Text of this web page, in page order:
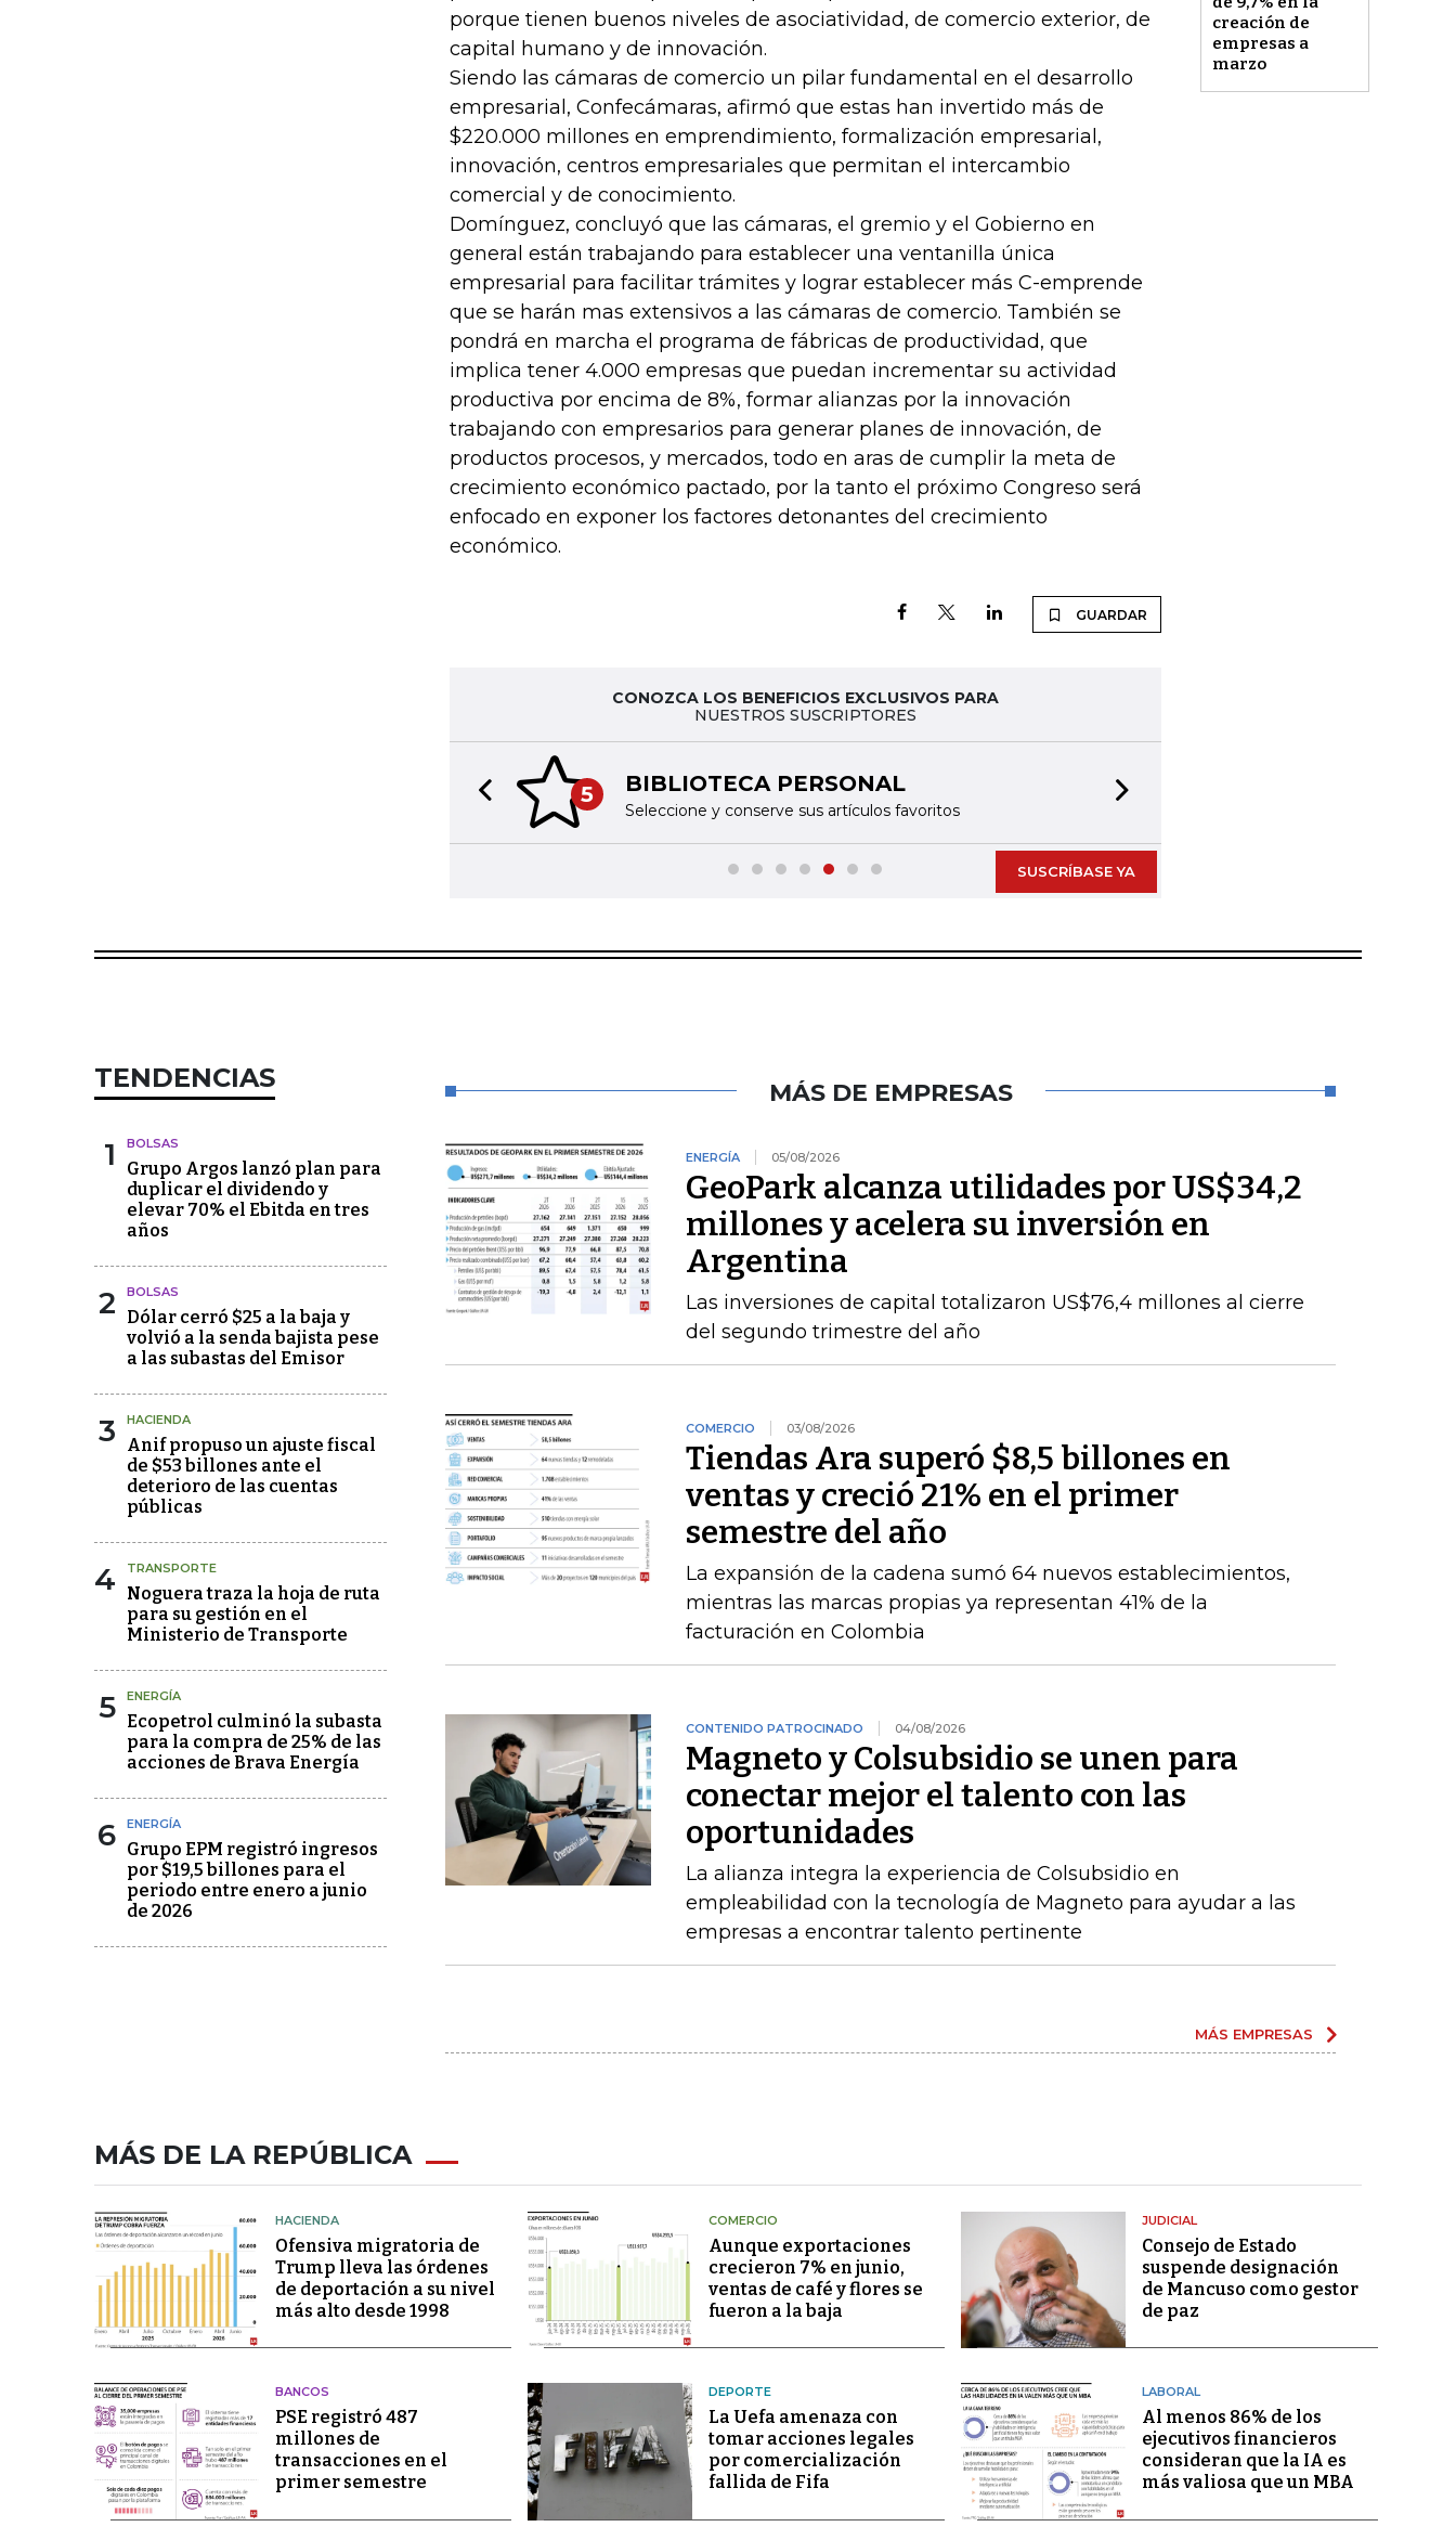
creación de
empresas a
marzo
porque tienen buenos niveles de asociatividad, de comercio exterior, de
capital humano y de innovación.
Siendo las cámaras de comercio un pilar fundamental en el desarrollo
empresarial, Confecámaras, afirmó que estas han invertido más de
$220.000 millones en emprendimiento, formalización empresarial,
innovación, centros empresariales que permitan el intercambio
comercial y de conocimiento.
Domínguez, concluyó que las cámaras, el gremio y el Gobierno en
general están trabajando para establecer una ventanilla única
empresarial para facilitar trámites y lograr establecer más C-emprende
que se harán mas extensivos a las cámaras de comercio. También se
pondrá en marcha el programa de fábricas de productividad, que
implica tener 4.000 empresas que puedan incrementar su actividad
productiva por encima de 8%, formar alianzas por la innovación
trabajando con empresarios para generar planes de innovación, de
productos procesos, y mercados, todo en aras de cumplir la meta de
crecimiento económico pactado, por la tanto el próximo Congreso será
enfocado en exponer los factores detonantes del crecimiento
económico.
GUARDAR
CONOZCA LOS BENEFICIOS EXCLUSIVOS PARA
NUESTROS SUSCRIPTORES
5 BIBLIOTECA PERSONAL
Seleccione y conserve sus artículos favoritos
Previous slide
SUSCRÍBASE YA
TENDENCIAS
1 BOLSAS
Grupo Argos lanzó plan para
duplicar el dividendo y
elevar 70% el Ebitda en tres
años
2 BOLSAS
Dólar cerró $25 a la baja y
volvió a la senda bajista pese
a las subastas del Emisor
3 HACIENDA
Anif propuso un ajuste fiscal
de $53 billones ante el
deterioro de las cuentas
públicas
4 TRANSPORTE
Noguera traza la hoja de ruta
para su gestión en el
Ministerio de Transporte
5 ENERGÍA
Ecopetrol culminó la subasta
para la compra de 25% de las
acciones de Brava Energía
6 ENERGÍA
Grupo EPM registró ingresos
por $19,5 billones para el
periodo entre enero a junio
de 2026
MÁS DE EMPRESAS
ENERGÍA 05/08/2026
GeoPark alcanza utilidades por US$34,2
millones y acelera su inversión en
Argentina
Las inversiones de capital totalizaron US$76,4 millones al cierre
del segundo trimestre del año
COMERCIO 03/08/2026
Tiendas Ara superó $8,5 billones en
ventas y creció 21% en el primer
semestre del año
La expansión de la cadena sumó 64 nuevos establecimientos,
mientras las marcas propias ya representan 41% de la
facturación en Colombia
CONTENIDO PATROCINADO 04/08/2026
Magneto y Colsubsidio se unen para
conectar mejor el talento con las
oportunidades
La alianza integra la experiencia de Colsubsidio en
empleabilidad con la tecnología de Magneto para ayudar a las
empresas a encontrar talento pertinente
MÁS EMPRESAS
MÁS DE LA REPÚBLICA
HACIENDA
Ofensiva migratoria de
Trump lleva las órdenes
de deportación a su nivel
más alto desde 1998
COMERCIO
Aunque exportaciones
crecieron 7% en junio,
ventas de café y flores se
fueron a la baja
JUDICIAL
Consejo de Estado
suspende designación
de Mancuso como gestor
de paz
BANCOS
PSE registró 487
millones de
transacciones en el
primer semestre
DEPORTE
La Uefa amenaza con
tomar acciones legales
por comercialización
fallida de Fifa
LABORAL
Al menos 86% de los
ejecutivos financieros
consideran que la IA es
más valiosa que un MBA